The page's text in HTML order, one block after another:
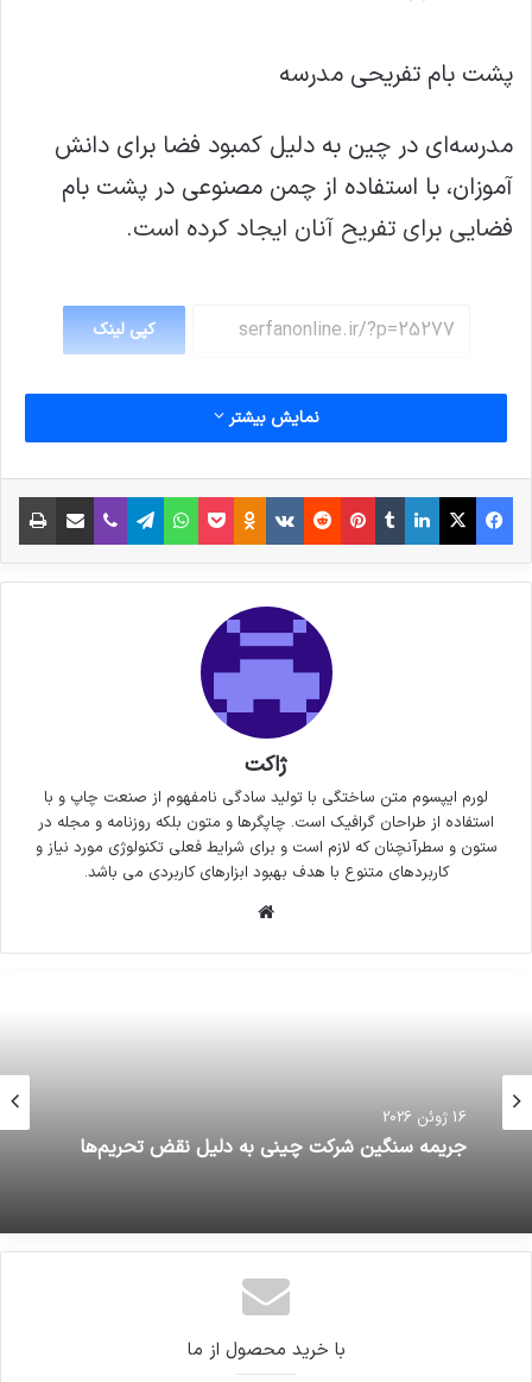
پشت بام تفریحی مدرسه
مدرسه‌ای در چین به دلیل کمبود فضا برای دانش
آموزان، با استفاده از چمن مصنوعی در پشت بام
فضایی برای تفریح آنان ایجاد کرده است.
کپی لینک
نمایش بیشتر
فیس بوک X لینکدین
‫تامبلر‫پین‌ترست
‫رددیت‫VKontakte
‫Odnoklassniki
پاکتواتس آپ تلگراموایبر اشتراک گذاری از طریق ایمیل
ژاکت
لورم ایپسوم متن ساختگی با تولید سادگی نامفهوم از صنعت چاپ و با
استفاده از طراحان گرافیک است. چاپگرها و متون بلکه روزنامه و مجله در
ستون و سطرآنچنان که لازم است و برای شرایط فعلی تکنولوژی مورد نیاز و
کاربردهای متنوع با هدف بهبود ابزارهای کاربردی می باشد.
16 ژوئن 2026
جریمه سنگین شرکت چینی به دلیل نقض تحریم‌ها
با خرید محصول از ما